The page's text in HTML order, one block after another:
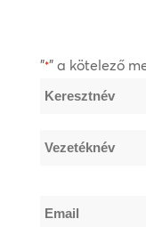
"*" a kötelező
Név
Keresztnév
Email